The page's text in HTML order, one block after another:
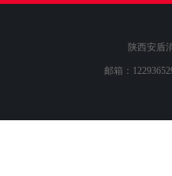
陕西安盾
邮箱：